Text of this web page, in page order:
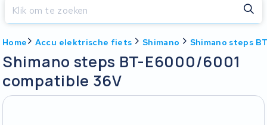
Home Accu elektrische fiets Shimano Shimano steps
Shimano steps BT-E6000/6001
compatible 36V
Sluiten
Je winkelwagen is leeg.
Begin te typen in de zoekbalk om te zoeken